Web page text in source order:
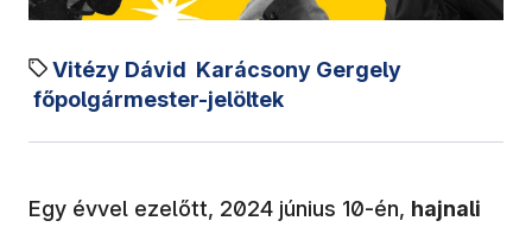
Vitézy Dávid Karácsony Gergely
főpolgármester-jelöltek
Egy évvel ezelőtt, 2024 június 10-én, hajnali